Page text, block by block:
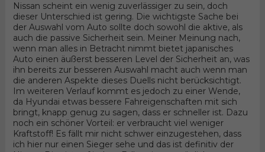
Nissan scheint ein wenig zuverlässiger zu sein, doch
dieser Unterschied ist gering. Die wichtigste Sache bei
der Auswahl vom Auto sollte doch sowohl die aktive, als
auch die passive Sicherheit sein. Meiner Meinung nach,
wenn man alles in Betracht nimmt bietet japanisches
Auto einen äußerst besseren Level der Sicherheit an, was
ihn bereits zur besseren Auswahl macht auch wenn man
die anderen Aspekte dieses Duells nicht berücksichtigt.
Im weiteren Verlauf kommt es jedoch zu einer Wende,
da Hyundai etwas bessere Fahreigenschaften mit sich
bringt, knapp genug zu sagen, dass er schneller ist. Dazu
noch ein schöner Vorteil: er verbraucht viel weniger
Kraftstoff! Es fällt mir nicht schwer einzugestehen, dass
ich hier nur einen Sieger sehe und das ist definitiv der